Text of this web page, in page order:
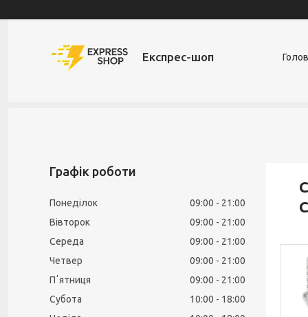
Експрес-шоп
Графік роботи
Понеділок 09:00
21:00
Вівторок
09:00
21:00
Середа
09:00
21:00
Четвер
09:00
21:00
Пʼятниця
09:00
21:00
Субота
10:00
18:00